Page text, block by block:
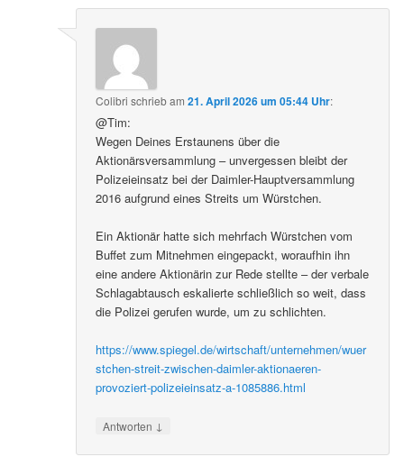
Colibri schriebam21. April 2026 um 05:44 Uhr:
@Tim:
Wegen Deines Erstaunens über die
Aktionärsversammlung – unvergessen bleibt der
Polizeieinsatz bei der Daimler-Hauptversammlung
2016 aufgrund eines Streits um Würstchen.
Ein Aktionär hatte sich mehrfach Würstchen vom
Buffet zum Mitnehmen eingepackt, woraufhin ihn
eine andere Aktionärin zur Rede stellte – der verbale
Schlagabtausch eskalierte schließlich so weit, dass
die Polizei gerufen wurde, um zu schlichten.
https://www.spiegel.de/wirtschaft/unternehmen/wuer
stchen-streit-zwischen-daimler-aktionaeren-
provoziert-polizeieinsatz-a-1085886.html
Antworten ↓